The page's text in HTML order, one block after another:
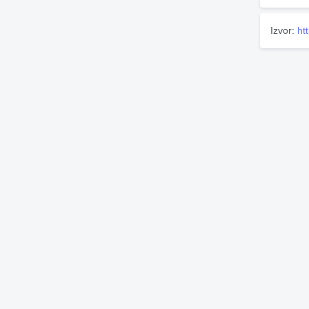
Izvor: